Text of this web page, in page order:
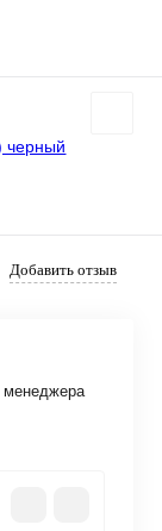
Добавить отзыв
менеджера